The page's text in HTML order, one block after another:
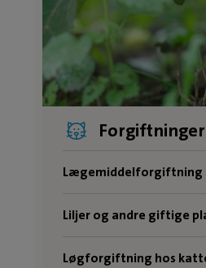
Lægemiddelforgiftning
Liljer og andre giftige
Løgforgiftning hos